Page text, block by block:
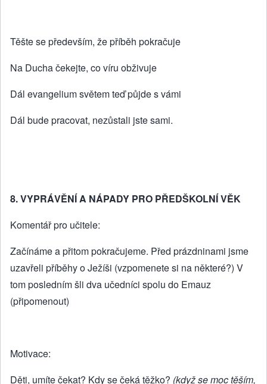
Těšte se především, že příběh pokračuje
Na Ducha čekejte, co víru obživuje
Dál evangelium světem teď půjde s vámi
Dál bude pracovat, nezůstali jste sami.
8. VYPRÁVĚNÍ A NÁPADY PRO PŘEDŠKOLNÍ VĚK
Komentář pro učitele:
Začínáme a přitom pokračujeme. Před prázdninami jsme
uzavřeli příběhy o Ježíši (vzpomenete si na některé?) V
tom posledním šli dva učedníci spolu do Emauz
(připomenout)
Motivace:
Děti, umíte čekat? Kdy se čeká těžko? (když se moc těším,